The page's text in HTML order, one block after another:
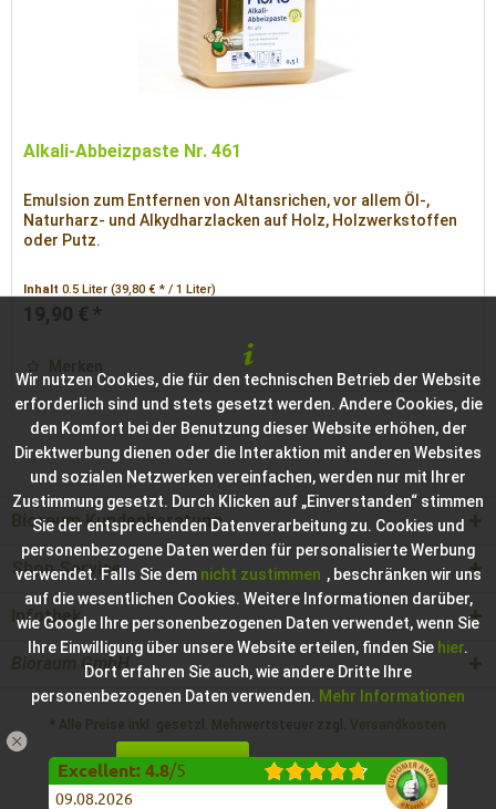
Alkali-Abbeizpaste Nr. 461
Emulsion zum Entfernen von Altansrichen, vor allem Öl-,
Naturharz- und Alkydharzlacken auf Holz, Holzwerkstoffen
oder Putz.
Inhalt0.5 Liter(39,80 € * / 1 Liter)
19,90 € *
Merken
Bioraum Kundenberatung
Shop Service
Infothek
Bioraum GmbH
* Alle Preise inkl. gesetzl. Mehrwertsteuer zzgl. Versandkosten
Hilfe / Support Kontakt zur Bioraum GmbH
Wir nutzen Cookies, die für den technischen Betrieb der Website
erforderlich sind und stets gesetzt werden. Andere Cookies, die
den Komfort bei der Benutzung dieser Website erhöhen, der
Direktwerbung dienen oder die Interaktion mit anderen Websites
und sozialen Netzwerken vereinfachen, werden nur mit Ihrer
Zustimmung gesetzt. Durch Klicken auf „Einverstanden“ stimmen
Sie der entsprechenden Datenverarbeitung zu. Cookies und
personenbezogene Daten werden für personalisierte Werbung
verwendet. Falls Sie dem nicht zustimmen , beschränken wir uns
auf die wesentlichen Cookies. Weitere Informationen darüber,
wie Google Ihre personenbezogenen Daten verwendet, wenn Sie
Ihre Einwilligung über unsere Website erteilen, finden Sie hier.
Dort erfahren Sie auch, wie andere Dritte Ihre
personenbezogenen Daten verwenden. Mehr Informationen
Einverstanden Konfigurieren
Excellent: 4.8/5
09.08.2026